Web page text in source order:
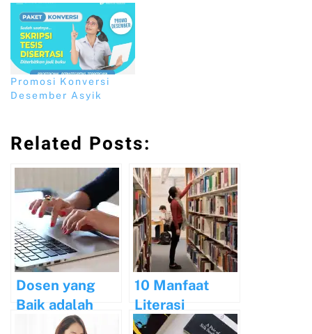
Promosi Konversi
Desember Asyik
Related Posts:
Dosen yang
Baik adalah
Dosen Menulis
10 Manfaat
Literasi
Perbukuan